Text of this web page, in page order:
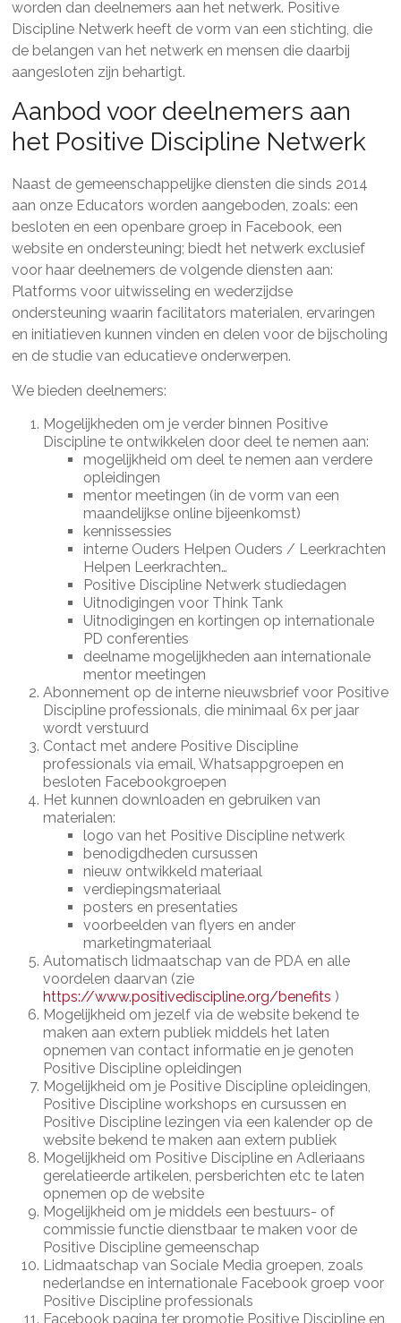
worden dan deelnemers aan het netwerk. Positive
Discipline Netwerk heeft de vorm van een stichting, die
de belangen van het netwerk en mensen die daarbij
aangesloten zijn behartigt.
Aanbod voor deelnemers aan
het Positive Discipline Netwerk
Naast de gemeenschappelijke diensten die sinds 2014
aan onze Educators worden aangeboden, zoals: een
besloten en een openbare groep in Facebook, een
website en ondersteuning; biedt het netwerk exclusief
voor haar deelnemers de volgende diensten aan:
Platforms voor uitwisseling en wederzijdse
ondersteuning waarin facilitators materialen, ervaringen
en initiatieven kunnen vinden en delen voor de bijscholing
en de studie van educatieve onderwerpen.
We bieden deelnemers:
Mogelijkheden om je verder binnen Positive
Discipline te ontwikkelen door deel te nemen aan:
mogelijkheid om deel te nemen aan verdere
opleidingen
mentor meetingen (in de vorm van een
maandelijkse online bijeenkomst)
kennissessies
interne Ouders Helpen Ouders / Leerkrachten
Helpen Leerkrachten…
Positive Discipline Netwerk studiedagen
Uitnodigingen voor Think Tank
Uitnodigingen en kortingen op internationale
PD conferenties
deelname mogelijkheden aan internationale
mentor meetingen
Abonnement op de interne nieuwsbrief voor Positive
Discipline professionals, die minimaal 6x per jaar
wordt verstuurd
Contact met andere Positive Discipline
professionals via email, Whatsappgroepen en
besloten Facebookgroepen
Het kunnen downloaden en gebruiken van
materialen:
logo van het Positive Discipline netwerk
benodigdheden cursussen
nieuw ontwikkeld materiaal
verdiepingsmateriaal
posters en presentaties
voorbeelden van flyers en ander
marketingmateriaal
Automatisch lidmaatschap van de PDA en alle
voordelen daarvan (zie
https://www.positivediscipline.org/benefits )
Mogelijkheid om jezelf via de website bekend te
maken aan extern publiek middels het laten
opnemen van contact informatie en je genoten
Positive Discipline opleidingen
Mogelijkheid om je Positive Discipline opleidingen,
Positive Discipline workshops en cursussen en
Positive Discipline lezingen via een kalender op de
website bekend te maken aan extern publiek
Mogelijkheid om Positive Discipline en Adleriaans
gerelatieerde artikelen, persberichten etc te laten
opnemen op de website
Mogelijkheid om je middels een bestuurs- of
commissie functie dienstbaar te maken voor de
Positive Discipline gemeenschap
Lidmaatschap van Sociale Media groepen, zoals
nederlandse en internationale Facebook groep voor
Positive Discipline professionals
Facebook pagina ter promotie Positive Discipline en